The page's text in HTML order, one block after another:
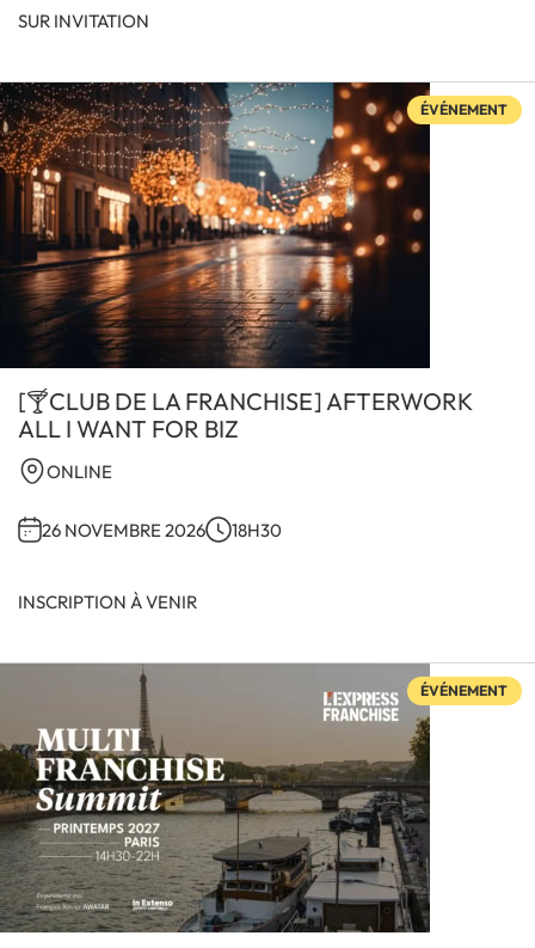
SUR INVITATION
ÉVÉNEMENT
[🍸CLUB DE LA FRANCHISE] AFTERWORK
ALL I WANT FOR BIZ
ONLINE
26 NOVEMBRE 2026 18H30
INSCRIPTION À VENIR
ÉVÉNEMENT